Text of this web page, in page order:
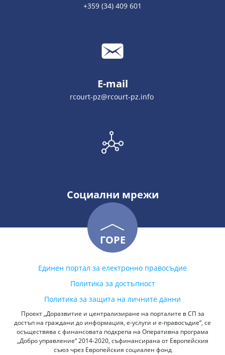
+359 (34) 409 601
E-mail
rcourt-pz@rcourt-pz.info
Социални мрежи
ГОРЕ
Единен портал за електронно правосъдие
Политика за достъпност
Политика за защита на личните данни
Проект „Доразвитие и централизиране на порталите в СП за
достъп на граждани до информация, е-услуги и е-правосъдие“, се
осъществява с финансовата подкрепа на Оперативна програма
„Добро управление“ 2014-2020, съфинансирана от Европейския
съюз чрез Европейския социален фонд